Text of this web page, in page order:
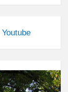
Youtube